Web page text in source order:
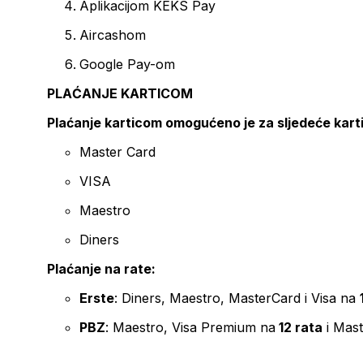
Aplikacijom KEKS Pay
Aircashom
Google Pay-om
PLAĆANJE KARTICOM
Plaćanje karticom omogućeno je za sljedeće
Master Card
VISA
Maestro
Diners
Plaćanje na rate:
Erste: Diners, Maestro, MasterCard i Visa na
PBZ: Maestro, Visa Premium na 12 rata i